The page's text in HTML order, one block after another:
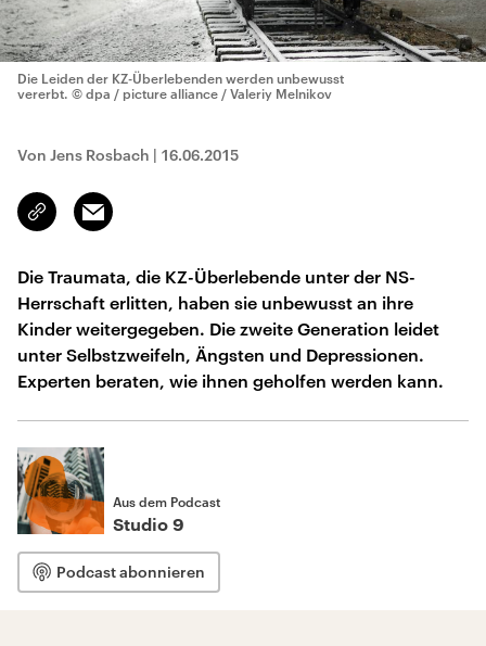
Die Leiden der KZ-Überlebenden werden unbewusst
vererbt. © dpa / picture alliance / Valeriy Melnikov
Von Jens Rosbach | 16.06.2015
Link
kopieren/teilen
Email
Die Traumata, die KZ-Überlebende unter der NS-
Herrschaft erlitten, haben sie unbewusst an ihre
Kinder weitergegeben. Die zweite Generation leidet
unter Selbstzweifeln, Ängsten und Depressionen.
Experten beraten, wie ihnen geholfen werden kann.
Aus dem Podcast
Studio 9
Podcast abonnieren